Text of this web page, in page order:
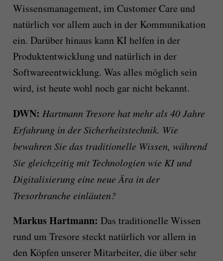
Wissensmanagement, im Customer Care und
natürlich vor allem auch in der Kommunikation
ein. Darüber hinaus kann KI helfen in der
Produktentwicklung und natürlich in der
Softwareentwicklung. Was alles möglich sein
wird, ist heute wohl noch gar nicht bekannt.
DWN: Hartmann Tresore hat mehr als 40 Jahre
Erfahrung in der Sicherheitstechnik. Wie
bewahren Sie das traditionelle Wissen, während
Sie gleichzeitig mit Technologien wie KI und
Digitalisierung eine neue Ära in der
Tresorbranche einläuten?
Markus Hartmann: Das traditionelle Wissen
rund um Tresore steckt natürlich vor allem in
den Köpfen unserer Mitarbeiter, die über sehr